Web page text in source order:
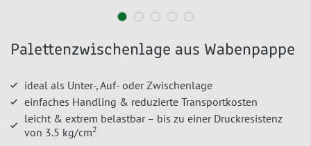
Palettenzwischenlage aus Wabenpappe
ideal als Unter-, Auf- oder Zwischenlage
einfaches Handling & reduzierte Transportkosten
leicht & extrem belastbar – bis zu einer Druckresistenz
von 3.5 kg/cm2